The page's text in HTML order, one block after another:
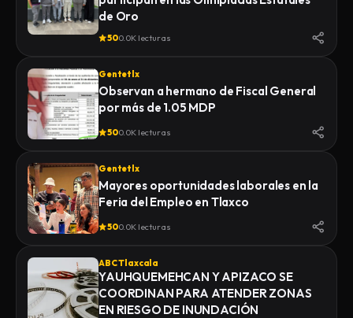
de Oro
500.0K lecturas
Gentetlx
Observan a hermano de Fiscal General
por más de 1.05 MDP
500.0K lecturas
Gentetlx
Mayores oportunidades laborales en la
Feria del Empleo en Tlaxco
500.0K lecturas
ABC Tlaxcala
YAUHQUEMEHCAN Y APIZACO SE
COORDINAN PARA ATENDER ZONAS
EN RIESGO DE INUNDACIÓN